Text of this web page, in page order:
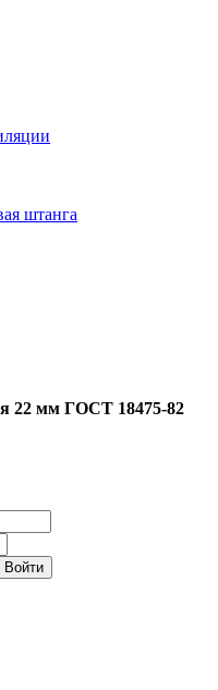
штанга
22 мм ГОСТ 18475-82
Войти